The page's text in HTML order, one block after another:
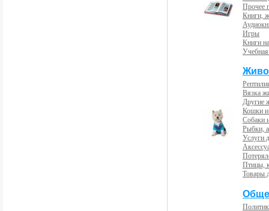
Прочее
Книги,
Игры
Книги
Вязка
Другие
Кошки и
Собаки
Рыбки,
Услуги
Птицы,
Товары